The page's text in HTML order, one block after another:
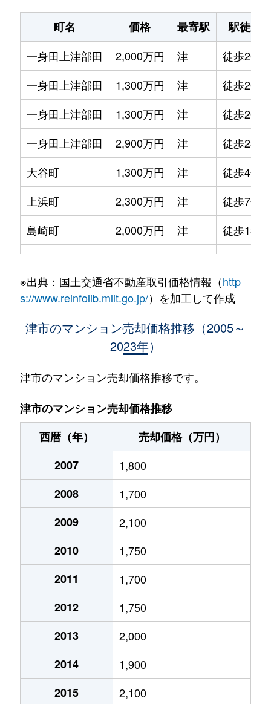
町名 価格 最寄駅
駅徒歩
一身田上津部田
2,000万円 津
徒歩20分
一身田上津部田
1,300万円 津
徒歩20分
一身田上津部田
1,300万円 津
徒歩20分
一身田上津部田
2,900万円 津
徒歩23分
大谷町
1,300万円 津
徒歩4分
上浜町
2,300万円 津
徒歩7分
島崎町
2,000万円 津
徒歩13分
高茶屋小森町
1,000万円 久居
徒歩25分
340万円
八町
1,700万円 津新町
東丸之内
1,100万円
南が丘
1,900万円 南が丘
南が丘
2,200万円
※出典：国土交通省不動産取引価格情報（http
s://www.reinfolib.mlit.go.jp/）を加工して作成
津市のマンション売却価格推移（2005～
2023年）
津市のマンション売却価格推移です。
津市のマンション売却価格推移
西暦（年）
売却価格（万円）
2007
1,800
2008
1,700
2009
2,100
2010
1,750
2011
1,700
2012
1,750
2013
2,000
2014
1,900
2015
2,100